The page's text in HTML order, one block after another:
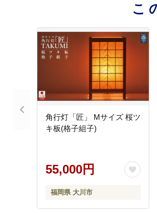
こ
角行灯「匠」 Mサイズ 桜ツ
キ板(格子組子)
55,000円
福岡県 大川市